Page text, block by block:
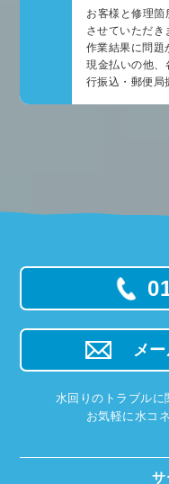
お客様と修理
させていただき
作業結果に問題
現金払いの他、
行振込・郵便局
メ
水回りのトラブルに
お気軽に水コ
サ